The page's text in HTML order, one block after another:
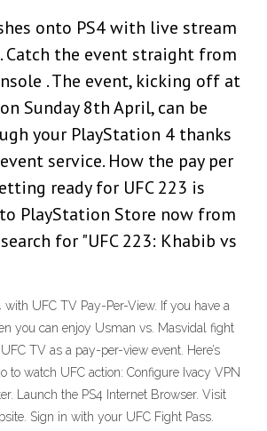
onto PS4 with live stream
Catch the event straight from
. The event, kicking off at
Sunday 8th April, can be
your PlayStation 4 thanks
service. How the pay per
ready for UFC 223 is
PlayStation Store now from
for "UFC 223: Khabib vs
with UFC TV Pay-Per-View. If you have a
you can enjoy Usman vs. Masvidal fight
TV as a pay-per-view event. Here’s
to watch UFC action: Configure Ivacy VPN
Launch the PS4 Internet Browser. Visit
Sign in with your UFC Fight Pass.